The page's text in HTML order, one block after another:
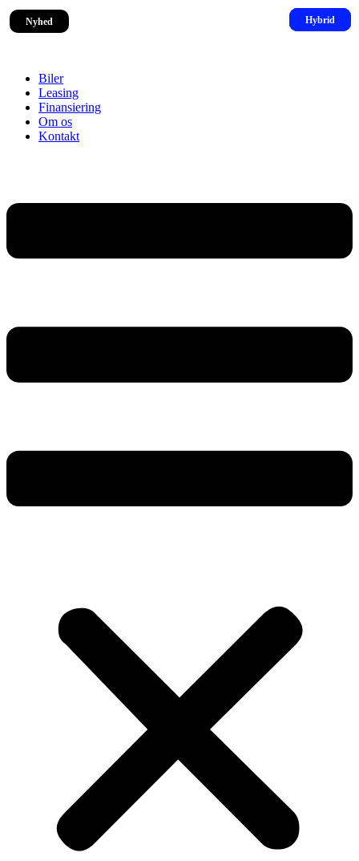
Biler
Leasing
Finansiering
Om os
Kontakt
Nyhed